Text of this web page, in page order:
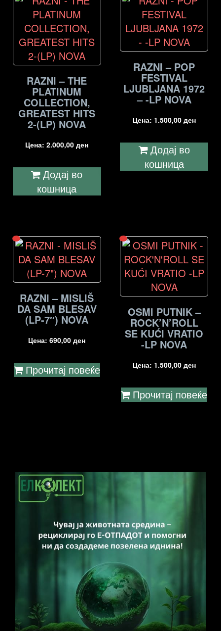
RAZNI – THE
PLATINUM
COLLECTION,
GREATEST HITS
2-(LP) NOVA
Цена:2.000,00ден
Додај во
кошница
RAZNI – POP
FESTIVAL
LJUBLJANA 1972
– -LP NOVA
Цена: 1.500,00 ден
Додај во
кошница
RAZNI – MISLIŠ
DA SAM BLESAV
(LP-7″) NOVA
Цена:690,00ден
Прочитај повеќе
OSMI PUTNIK –
ROCK’N’ROLL
SE KUĆI VRATIO
-LP NOVA
Цена: 1.500,00 ден
Прочитај повеќе